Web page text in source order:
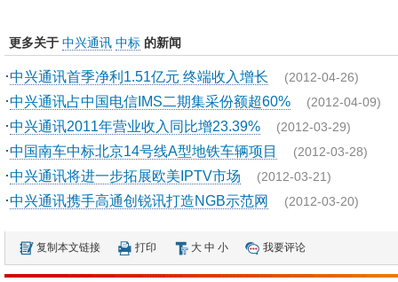
更多关于 中兴通讯 中标 的新闻
·中兴通讯首季净利1.51亿元 终端收入增长 (2012-04-26)
·中兴通讯占中国电信IMS二期集采份额超60% (2012-04-09)
·中兴通讯2011年营业收入同比增23.39% (2012-03-29)
·中国南车中标北京14号线A型地铁车辆项目 (2012-03-28)
·中兴通讯将进一步拓展欧美IPTV市场 (2012-03-21)
·中兴通讯携手高通创锐讯打造NGB示范网 (2012-03-20)
复制本文链接 打印 大 中 小 我要评论